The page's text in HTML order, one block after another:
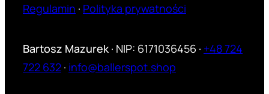
Regulamin · Polityka prywatności
Bartosz Mazurek · NIP: 6171036456 · +48 724
722 632 · info@ballerspot.shop